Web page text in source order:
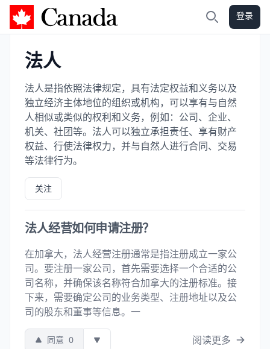
加拿大攻略 登录
法人
法人是指依照法律规定，具有法定权益和义务以及
独立经济主体地位的组织或机构，可以享有与自然
人相似或类似的权利和义务，例如：公司、企业、
机关、社团等。法人可以独立承担责任、享有财产
权益、行使法律权力，并与自然人进行合同、交易
等法律行为。
关注
法人经营如何申请注册？
在加拿大，法人经营注册通常是指注册成立一家公
司。要注册一家公司，首先需要选择一个合适的公
司名称，并确保该名称符合加拿大的注册标准。接
下来，需要确定公司的业务类型、注册地址以及公
司的股东和董事等信息。一
同意 0 阅读更多